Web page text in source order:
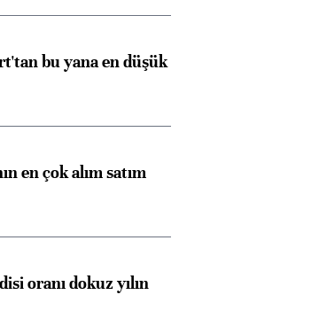
bu yana en düşük
en çok alım satım
oranı dokuz yılın